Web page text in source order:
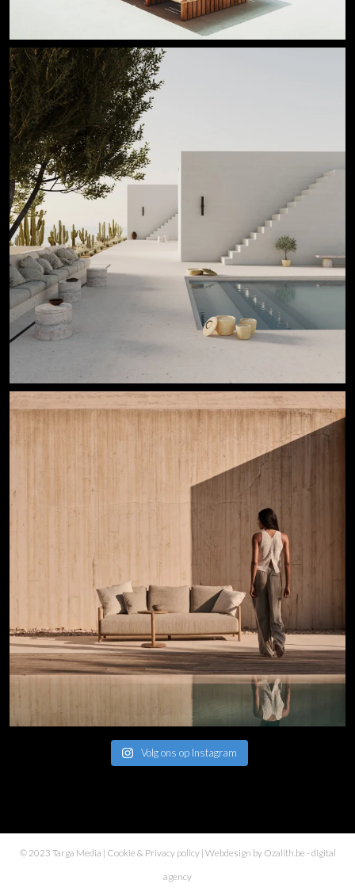
Volg ons op Instagram
© 2023 Targa Media | Cookie & Privacy policy| Webdesign by Ozalith.be - digital
agency